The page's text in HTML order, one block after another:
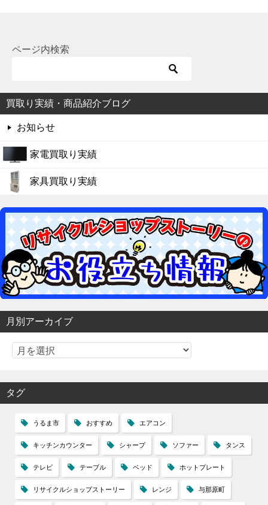
ページ内検索
買取り実績・商品紹介ブログ
お知らせ
家電買取り実績
家具買取り実績
月別アーカイブ
タグ
うるま市 おすすめ エアコン
キッチンカウンター シャープ ソファー タンス
テレビ テーブル ベッド ホットプレート
リサイクルショップストーリー レンジ 与那原町